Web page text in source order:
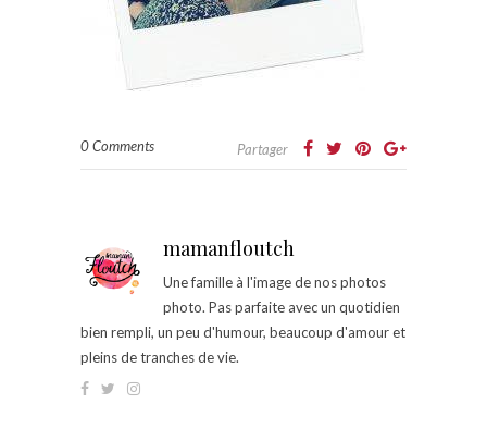
0 Comments Partager
mamanfloutch
Une famille à l'image de nos photos
photo. Pas parfaite avec un quotidien
bien rempli, un peu d'humour, beaucoup d'amour et
pleins de tranches de vie.